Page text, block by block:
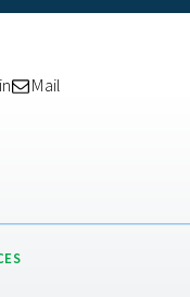
levererar